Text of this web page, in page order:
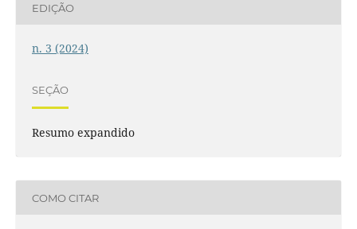
EDIÇÃO
n. 3 (2024)
SEÇÃO
Resumo expandido
COMO CITAR